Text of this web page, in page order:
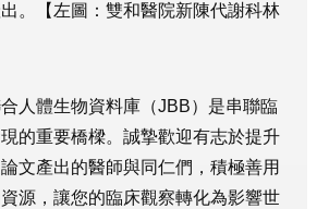
。【左圖：雙和醫院新陳代謝科林
人體生物資料庫（JBB）是串聯臨
的重要橋樑。誠摯歡迎有志於提升
文產出的醫師與同仁們，積極善用
源，讓您的臨床觀察轉化為影響世